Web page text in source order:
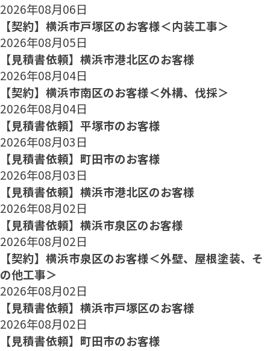
2026年08月06日
【契約】横浜市戸塚区のお客様＜内装工事＞
2026年08月05日
【見積書依頼】横浜市港北区のお客様
2026年08月04日
【契約】横浜市南区のお客様＜外構、伐採＞
2026年08月04日
【見積書依頼】平塚市のお客様
2026年08月03日
【見積書依頼】町田市のお客様
2026年08月03日
【見積書依頼】横浜市港北区のお客様
2026年08月02日
【見積書依頼】横浜市泉区のお客様
2026年08月02日
【契約】横浜市泉区のお客様＜外壁、屋根塗装、そ
の他工事＞
2026年08月02日
【見積書依頼】横浜市戸塚区のお客様
2026年08月02日
【見積書依頼】町田市のお客様